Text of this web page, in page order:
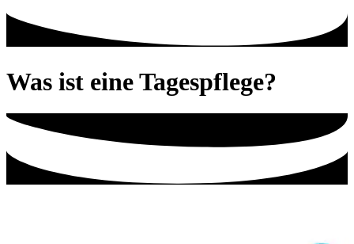
Was ist eine Tagespflege?